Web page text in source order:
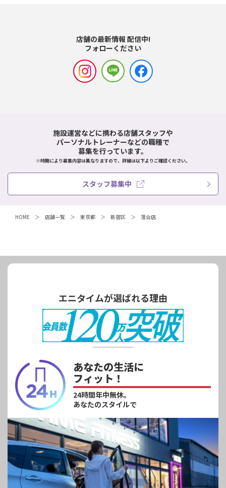
店舗の最新情報 配信中!
フォローください
施設運営などに携わる店舗スタッフや
パーソナルトレーナーなどの職種で
募集を行っています。
※時期により募集内容は異なりますので、詳細は以下よりご確認ください。
スタッフ募集中
HOME 店舗一覧 東京都 新宿区 落合店
エニタイムが選ばれる理由
あなたの生活に
フィット！
24時間年中無休。
あなたのスタイルで